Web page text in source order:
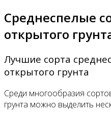
Среднеспелые
открытого
Лучшие сорта
открытого грунта
Среди многообразия
грунта можно выделить